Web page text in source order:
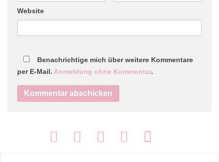
Website
Benachrichtige mich über weitere Kommentare
per E-Mail. Anmeldung ohne Kommentar.